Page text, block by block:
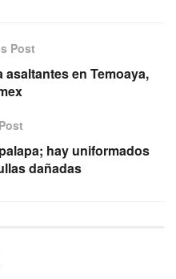
Post
en Temoaya,
hay uniformados
dañadas